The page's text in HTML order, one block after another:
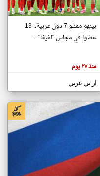
تغيير الدولة
القمر على مدار الساعة
جزر القمر العاجلة والمباشرة
بينهم ممثلو 7 دول عربية.. 13
عضوا في مجلس "الفيفا" ...
منذ ٢٧ يوم
ار تي عربي
klyoum.com